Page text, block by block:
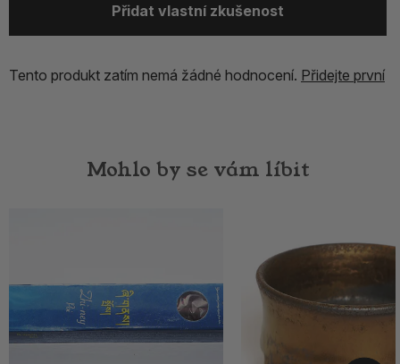
Přidat vlastní zkušenost
Tento produkt zatím nemá žádné hodnocení. Přidejte první
Mohlo by se vám líbit